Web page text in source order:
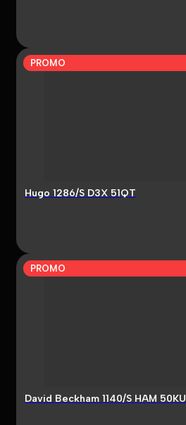
PROMO
Hugo 1286/S D3X 51QT
PROMO
David Beckham 1140/S HAM 50KU